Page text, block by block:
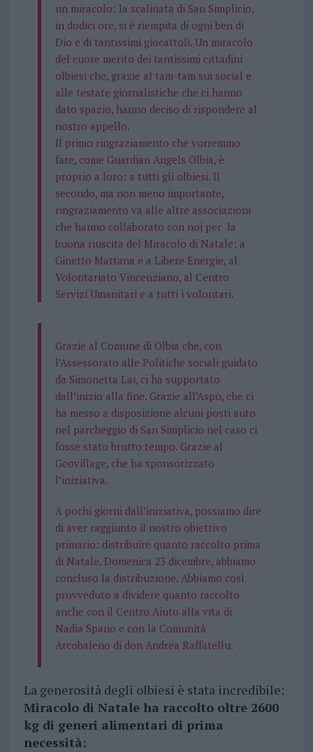
un miracolo: la scalinata di San Simplicio,
in dodici ore, si è riempita di ogni ben di
Dio e di tantissimi giocattoli. Un miracolo
del cuore merito dei tantissimi cittadini
olbiesi che, grazie al tam-tam sui social e
alle testate giornalistiche che ci hanno
dato spazio, hanno deciso di rispondere al
nostro appello.
Il primo ringraziamento che vorremmo
fare, come Guardian Angels Olbia, è
proprio a loro: a tutti gli olbiesi. Il
secondo, ma non meno importante,
ringraziamento va alle altre associazioni
che hanno collaborato con noi per la
buona riuscita del Miracolo di Natale: a
Ginetto Mattana e a Libere Energie, al
Volontariato Vincenziano, al Centro
Servizi Umanitari e a tutti i volontari.
Grazie al Comune di Olbia che, con
l’Assessorato alle Politiche sociali guidato
da Simonetta Lai, ci ha supportato
dall’inizio alla fine. Grazie all’Aspo, che ci
ha messo a disposizione alcuni posti auto
nel parcheggio di San Simplicio nel caso ci
fosse stato brutto tempo. Grazie al
Geovillage, che ha sponsorizzato
l’iniziativa.
A pochi giorni dall’iniziativa, possiamo dire
di aver raggiunto il nostro obiettivo
primario: distribuire quanto raccolto prima
di Natale. Domenica 23 dicembre, abbiamo
concluso la distribuzione. Abbiamo così
provveduto a dividere quanto raccolto
anche con il Centro Aiuto alla vita di
Nadia Spano e con la Comunità
Arcobaleno di don Andrea Raffatellu.
La generosità degli olbiesi è stata incredibile:
Miracolo di Natale ha raccolto oltre 2600
kg di generi alimentari di prima
necessità: